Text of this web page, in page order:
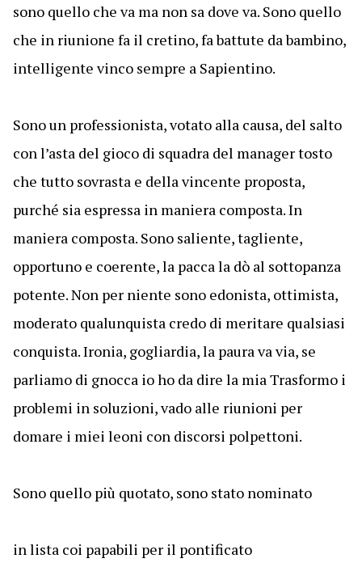
sono quello che va ma non sa dove va. Sono quello
che in riunione fa il cretino, fa battute da bambino,
intelligente vinco sempre a Sapientino.
Sono un professionista, votato alla causa, del salto
con l’asta del gioco di squadra del manager tosto
che tutto sovrasta e della vincente proposta,
purché sia espressa in maniera composta. In
maniera composta. Sono saliente, tagliente,
opportuno e coerente, la pacca la dò al sottopanza
potente. Non per niente sono edonista, ottimista,
moderato qualunquista credo di meritare qualsiasi
conquista. Ironia, gogliardia, la paura va via, se
parliamo di gnocca io ho da dire la mia Trasformo i
problemi in soluzioni, vado alle riunioni per
domare i miei leoni con discorsi polpettoni.
Sono quello più quotato, sono stato nominato
in lista coi papabili per il pontificato